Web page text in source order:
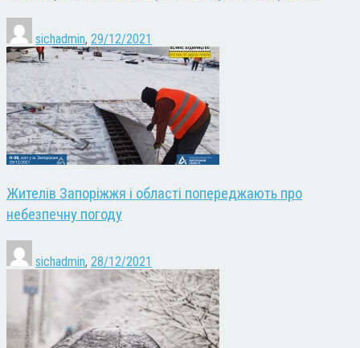
sichadmin, 29/12/2021
Жителів Запоріжжя і області попереджають про
небезпечну погоду
sichadmin, 28/12/2021